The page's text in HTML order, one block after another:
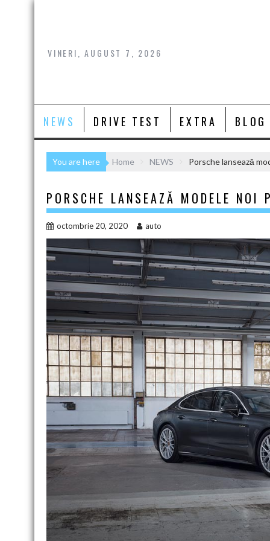
Skip
VINERI, AUGUST 7, 2026
NEWS DRIVE TEST EXTRA BLOG
You are here Home NEWS Porsche lansează
PORSCHE LANSEAZĂ MODELE
octombrie 20, 2020 auto